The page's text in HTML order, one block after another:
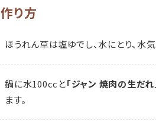
作り方
ほうれん草は塩ゆでし、水にとり、水
鍋に水100ccと「ジャン 焼肉の生だれ
ます。